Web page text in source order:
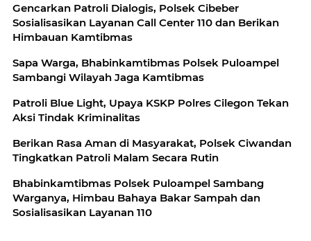
Gencarkan Patroli Dialogis, Polsek Cibeber
Sosialisasikan Layanan Call Center 110 dan Berikan
Himbauan Kamtibmas
Sapa Warga, Bhabinkamtibmas Polsek Puloampel
Sambangi Wilayah Jaga Kamtibmas
Patroli Blue Light, Upaya KSKP Polres Cilegon Tekan
Aksi Tindak Kriminalitas
Berikan Rasa Aman di Masyarakat, Polsek Ciwandan
Tingkatkan Patroli Malam Secara Rutin
Bhabinkamtibmas Polsek Puloampel Sambang
Warganya, Himbau Bahaya Bakar Sampah dan
Sosialisasikan Layanan 110